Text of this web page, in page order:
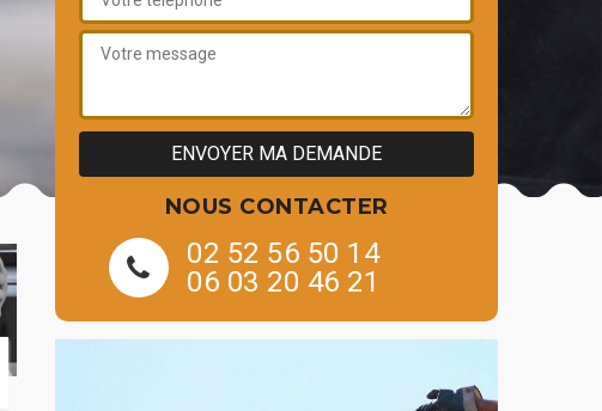
NOUS CONTACTER
02 52 56 50 14
06 03 20 46 21